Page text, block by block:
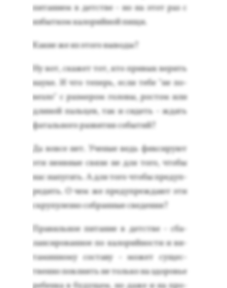
пи­тани­ем в детс­тве - но на этот раз с
из­бытком ка­лорий­ной пи­щи.
Ка­кие же из это­го вы­воды?
Ну вот, ска­жет тот, кто при­вык ве­рить
на­уке. И что те­перь, ес­ли те­бе "не по­
вез­ло" с раз­ме­ром го­ловы, рос­том или
дли­ной паль­цев, так и си­деть - ждать
фа­таль­но­го раз­ви­тия со­бытий?
Да вов­се нет. Уче­ные ведь фик­си­ру­ют
эти не­яв­ные свя­зи не для то­го, что­бы
нас на­пугать. А для то­го что­бы пре­дуп­
ре­дить. О чем же пре­дуп­режда­ют эти
скру­пулез­но соб­ранные све­дения?
Пра­виль­ное пи­тание в детс­тве - сба­
лан­си­рован­ное по ка­лорий­нос­ти и ви­
тамин­но­му сос­та­ву - мо­жет су­щес­
твен­но пов­ли­ять не толь­ко на здо­ровье